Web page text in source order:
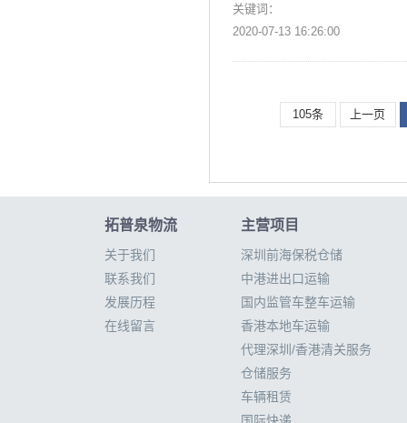
关键词：
2020-07-13 16:26:00
105条 上一页
拓普泉物流
关于我们
联系我们
发展历程
在线留言
主营项目
深圳前海保税仓储
中港进出口运输
国内监管车整车运输
香港本地车运输
代理深圳/香港清关服务
仓储服务
车辆租赁